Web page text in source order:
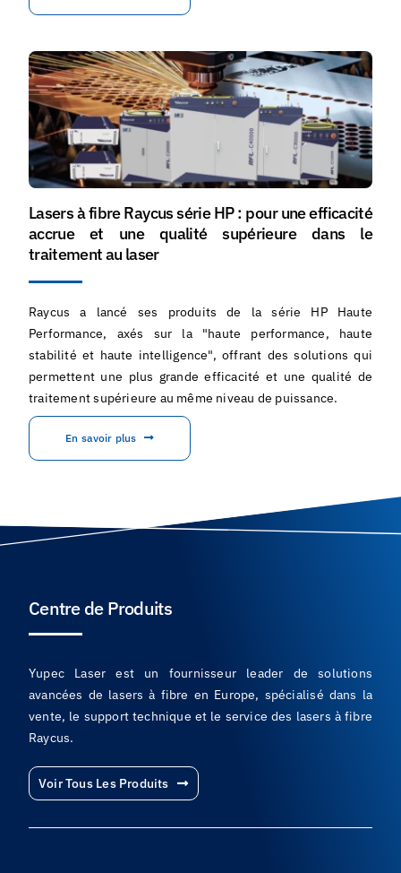
Lasers à fibre Raycus série HP : pour une efficacité
accrue et une qualité supérieure dans le
traitement au laser
Raycus a lancé ses produits de la série HP Haute
Performance, axés sur la "haute performance, haute
stabilité et haute intelligence", offrant des solutions qui
permettent une plus grande efficacité et une qualité de
traitement supérieure au même niveau de puissance.
En savoir plus
Centre de Produits
Yupec Laser est un fournisseur leader de solutions
avancées de lasers à fibre en Europe, spécialisé dans la
vente, le support technique et le service des lasers à fibre
Raycus.
Voir Tous Les Produits